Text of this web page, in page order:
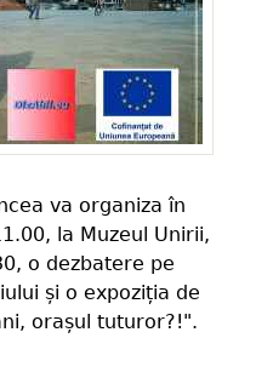
va organiza în
la Muzeul Unirii,
o dezbatere pe
și o expoziția de
orașul tuturor?!".